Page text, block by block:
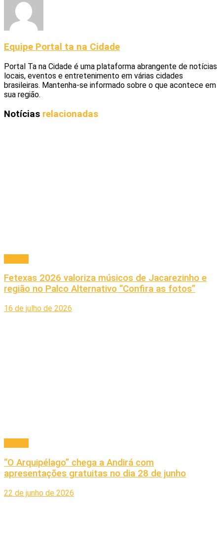
Equipe Portal ta na Cidade
Portal Ta na Cidade é uma plataforma abrangente de notícias
locais, eventos e entretenimento em várias cidades
brasileiras. Mantenha-se informado sobre o que acontece em
sua região.
Notícias relacionadas
Fetexas 2026 valoriza músicos de Jacarezinho e
região no Palco Alternativo “Confira as fotos”
16 de julho de 2026
“O Arquipélago” chega a Andirá com
apresentações gratuitas no dia 28 de junho
22 de junho de 2026